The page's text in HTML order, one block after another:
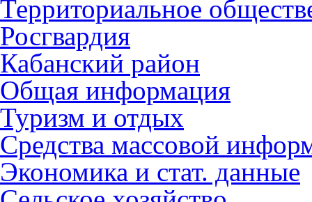
Территориальное
Росгвардия
Кабанский район
Общая информация
Туризм и отдых
Средства массовой
Экономика и стат. данные